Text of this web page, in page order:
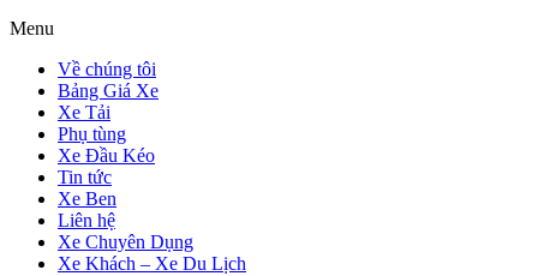
Menu
Về chúng tôi
Bảng Giá Xe
Xe Tải
Phụ tùng
Xe Đầu Kéo
Tin tức
Xe Ben
Liên hệ
Xe Chuyên Dụng
Xe Khách – Xe Du Lịch